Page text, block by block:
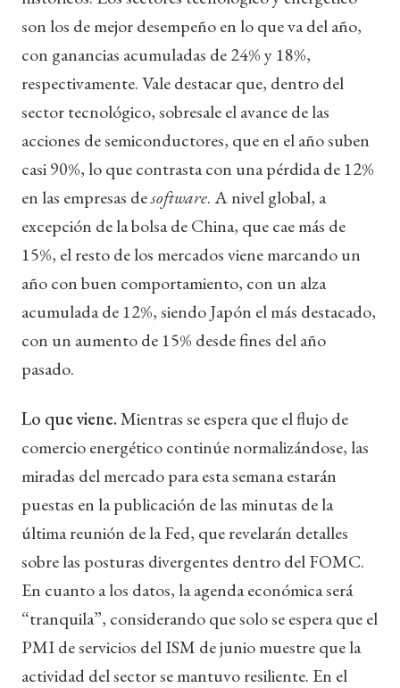
son los de mejor desempeño en lo que va del año,
con ganancias acumuladas de 24% y 18%,
respectivamente. Vale destacar que, dentro del
sector tecnológico, sobresale el avance de las
acciones de semiconductores, que en el año suben
casi 90%, lo que contrasta con una pérdida de 12%
en las empresas desoftware. A nivel global, a
excepción de la bolsa de China, que cae más de
15%, el resto de los mercados viene marcando un
año con buen comportamiento, con un alza
acumulada de 12%, siendo Japón el más destacado,
con un aumento de 15% desde fines del año
pasado.
Lo que viene.Mientras se espera que el flujo de
comercio energético continúe normalizándose, las
miradas del mercado para esta semana estarán
puestas en la publicación de las minutas de la
última reunión de la Fed, que revelarán detalles
sobre las posturas divergentes dentro del FOMC.
En cuanto a los datos, la agenda económica será
“tranquila”, considerando que solo se espera que el
PMI de servicios del ISM de junio muestre que la
actividad del sector se mantuvo resiliente. En el